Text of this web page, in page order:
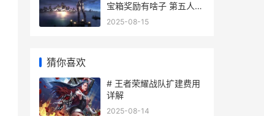
宝箱奖励有啥子 第五人格
第27赛季什么时候结束
2025-08-15
猜你喜欢
# 王者荣耀战队扩建费用
详解
2025-08-14